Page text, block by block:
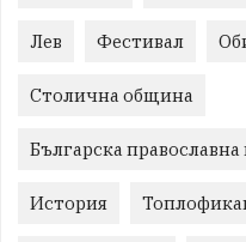
Лев Фестивал
Столична община
Българска
История